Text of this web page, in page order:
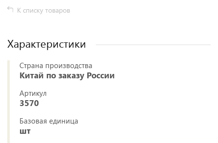
К списку товаров
Характеристики
Страна производства
Китай по заказу России
Артикул
3570
Базовая единица
шт